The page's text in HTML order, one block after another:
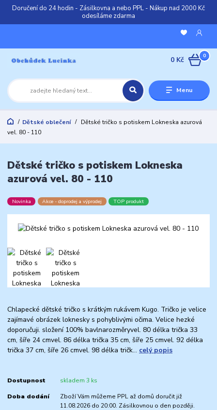
Doručení do 24 hodin - Zásilkovna a nebo PPL - Nákup nad 2000 Kč
odesíláme zdarma
Menu
0
0 Kč
Dětské oblečení
Dětské tričko s potiskem Lokneska azurová
vel. 80 - 110
Dětské tričko s potiskem Lokneska
azurová vel. 80 - 110
Novinka Akce - doprodej a výprodej TOP produkt
Chlapecké dětské tričko s krátkým rukávem Kugo. Tričko je velice
zajímavé obrázek loknesky s pohyblivými očima. Velice hezké
doporučuji. složení 100% bavlnarozměryvel. 80 délka trička 33
cm, šíře 24 cmvel. 86 délka trička 35 cm, šíře 25 cmvel. 92 délka
trička 37 cm, šíře 26 cmvel. 98 délka tričk... celý popis
Dostupnost skladem 3 ks
Doba dodání
Zboží Vám můžeme PPL až domů doručit již
11.08.2026 do 20:00. Zásilkovnou o den později.